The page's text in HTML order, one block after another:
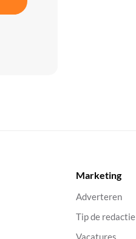
Marketing
Adverteren
Tip de redactie
Vacatures